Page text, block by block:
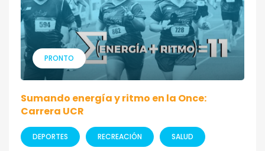
PRONTO
Sumando energía y ritmo en la Once:
Carrera UCR
DEPORTES RECREACIÓN SALUD